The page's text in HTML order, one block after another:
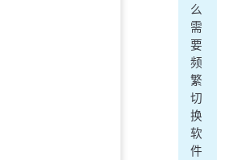
么
需
要
频
繁
切
换
软
件